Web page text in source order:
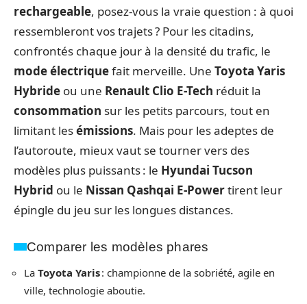
rechargeable, posez-vous la vraie question : à quoi
ressembleront vos trajets ? Pour les citadins,
confrontés chaque jour à la densité du trafic, le
mode électriquefait merveille. Une Toyota Yaris
Hybride ou une Renault Clio E-Tech réduit la
consommation sur les petits parcours, tout en
limitant lesémissions. Mais pour les adeptes de
l’autoroute, mieux vaut se tourner vers des
modèles plus puissants : le Hyundai Tucson
Hybrid ou le Nissan Qashqai E-Powertirent leur
épingle du jeu sur les longues distances.
Comparer les modèles phares
La Toyota Yaris: championne de la sobriété, agile en
ville, technologie aboutie.